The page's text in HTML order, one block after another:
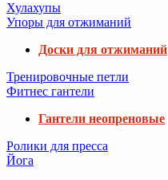
Хулахупы
Упоры для отжиманий
Доски для отжиманий
Тренировочные петли
Фитнес гантели
Гантели неопреновые
Ролики для пресса
Йога